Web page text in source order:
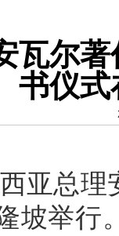
瓦尔
书仪式
亚总
坡举行